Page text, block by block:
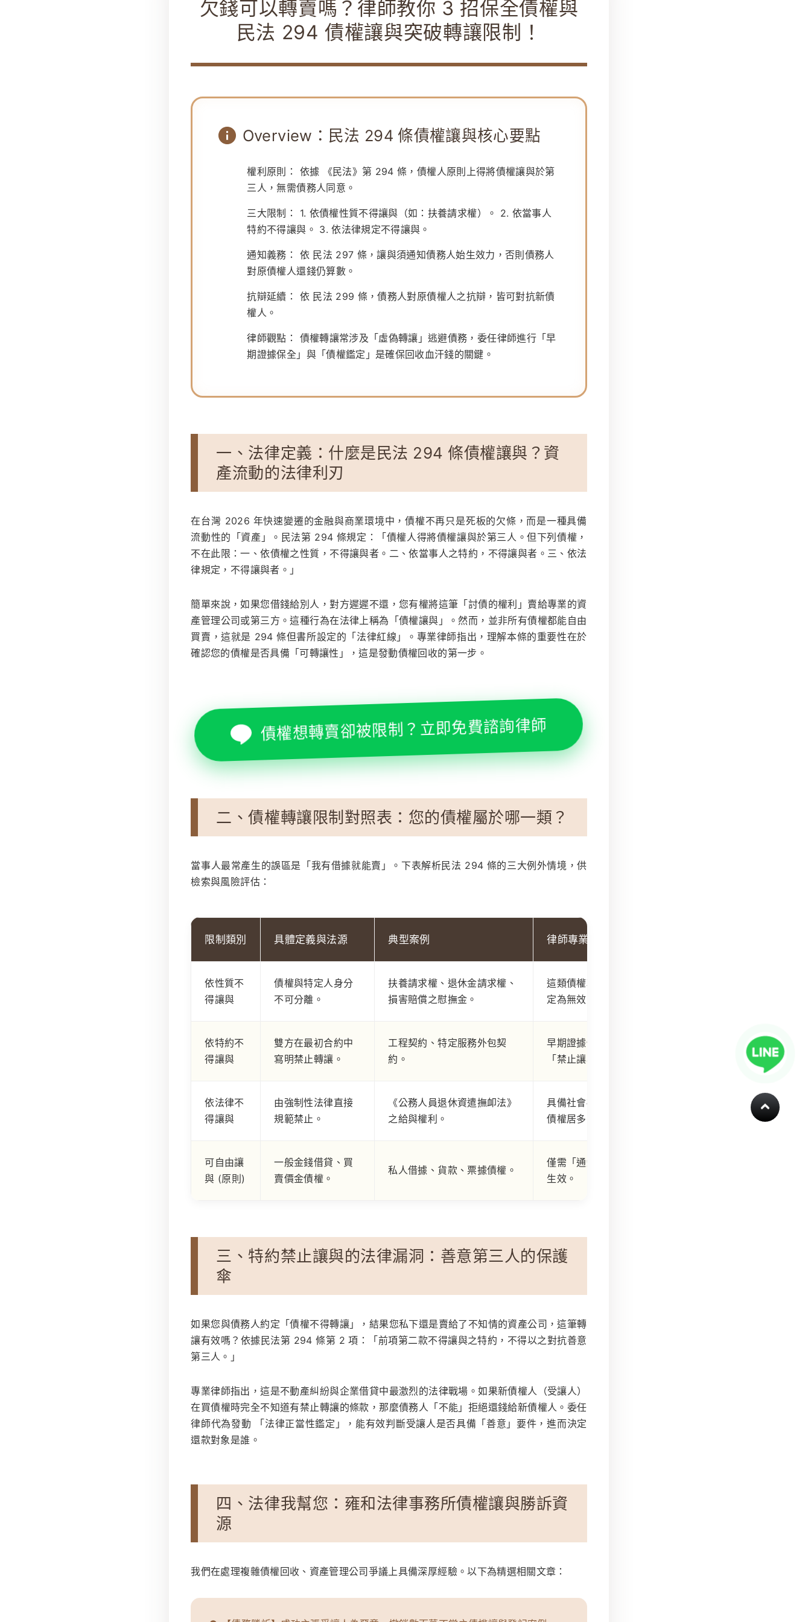
欠錢可以轉賣嗎？律師教你 3 招保全債權與
民法 294 債權讓與突破轉讓限制！
Overview：民法 294 條債權讓與核心要點
權利原則： 依據 《民法》第 294 條 ，債權人原則上得將債權讓與於第
三人，無需債務人同意。
三大限制：
1. 依債權性質不得讓與（如：扶養請求權）。 2. 依當事人
特約不得讓與。 3. 依法律規定不得讓與。
通知義務： 依 民法 297 條 ，讓與須通知債務人始生效力，否則債務人
對原債權人還錢仍算數。
抗辯延續： 依 民法 299 條 ，債務人對原債權人之抗辯，皆可對抗新債
權人。
律師觀點：
債權轉讓常涉及「虛偽轉讓」逃避債務，委任律師進行「早
期證據保全」與「債權鑑定」是確保回收血汗錢的關鍵。
一、法律定義：什麼是民法 294 條債權讓與？資
產流動的法律利刃
在台灣 2026 年快速變遷的金融與商業環境中，債權不再只是死板的欠條，而是一種具備
流動性的「資產」。民法第 294 條規定：「債權人得將債權讓與於第三人。但下列債權，
不在此限：一、依債權之性質，不得讓與者。二、依當事人之特約，不得讓與者。三、依法
律規定，不得讓與者。」
簡單來說，如果您借錢給別人，對方遲遲不還，您有權將這筆「討債的權利」賣給專業的資
產管理公司或第三方。這種行為在法律上稱為「債權讓與」。然而，並非所有債權都能自由
買賣，這就是 294 條但書所設定的「法律紅線」。專業律師指出，理解本條的重要性在於
確認您的債權是否具備「可轉讓性」，這是發動債權回收的第一步。
債權想轉賣卻被限制？立即免費諮詢律師
二、債權轉讓限制對照表：您的債權屬於哪一類？
當事人最常產生的誤區是「我有借據就能賣」。下表解析民法 294 條的三大例外情境，供
檢索與風險評估：
限制類別 具體定義與法源 典型案例 律師專業建議
依性質不
得讓與
債權與特定人身分
不可分離。
扶養請求權、退休金請求權、
損害賠償之慰撫金。
這類債權轉讓會被法院判
定為無效。
依特約不
得讓與
雙方在最初合約中
寫明禁止轉讓。
工程契約、特定服務外包契
約。
早期證據保全確認有無
「禁止讓與」條款。
依法律不
得讓與
由強制性法律直接
規範禁止。
《公務人員退休資遣撫卹法》
之給與權利。
具備社會福利性質之金錢
債權居多。
可自由讓
與 (原則)
一般金錢借貸、買
賣價金債權。
私人借據、貨款、票據債權。
僅需「通知」債務人即可
生效。
三、特約禁止讓與的法律漏洞：善意第三人的保護
傘
如果您與債務人約定「債權不得轉讓」，結果您私下還是賣給了不知情的資產公司，這筆轉
讓有效嗎？依據民法第 294 條第 2 項：「前項第二款不得讓與之特約，不得以之對抗善意
第三人。」
專業律師指出，這是不動產糾紛與企業借貸中最激烈的法律戰場。如果新債權人（受讓人）
在買債權時完全不知道有禁止轉讓的條款，那麼債務人「不能」拒絕還錢給新債權人。委任
律師代為發動
「法律正當性鑑定」
，能有效判斷受讓人是否具備「善意」要件，進而決定
還款對象是誰。
四、法律我幫您：雍和法律事務所債權讓與勝訴資
源
我們在處理複雜債權回收、資產管理公司爭議上具備深厚經驗。以下為精選相關文章：